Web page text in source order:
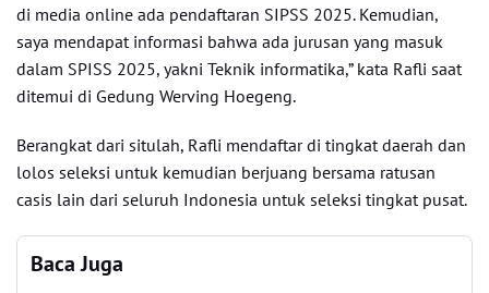
di media online ada pendaftaran SIPSS 2025. Kemudian,
saya mendapat informasi bahwa ada jurusan yang masuk
dalam SPISS 2025, yakni Teknik informatika,” kata Rafli saat
ditemui di Gedung Werving Hoegeng.
Berangkat dari situlah, Rafli mendaftar di tingkat daerah dan
lolos seleksi untuk kemudian berjuang bersama ratusan
casis lain dari seluruh Indonesia untuk seleksi tingkat pusat.
Baca Juga